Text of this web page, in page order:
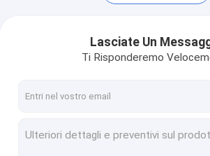
Lasciate Un
Ti Risponderemo